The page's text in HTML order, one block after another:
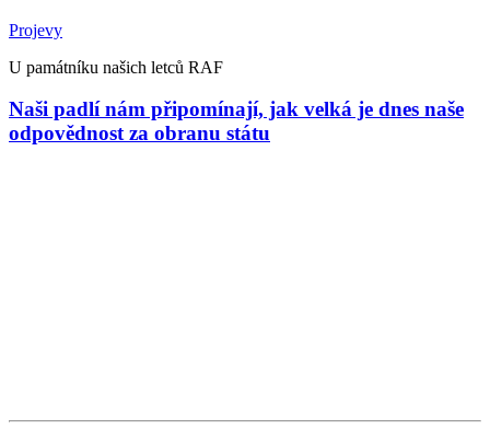
Projevy
U památníku našich letců RAF
Naši padlí nám připomínají, jak velká je dnes naše
odpovědnost za obranu státu